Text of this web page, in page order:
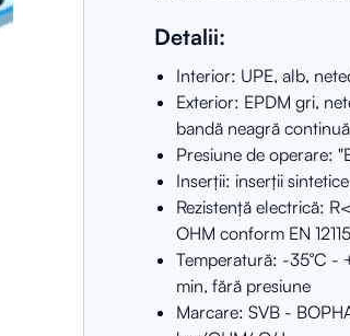
Detalii:
Interior: UPE, alb,
Exterior: EPDM gri,
bandă neagră continuă
Presiune de operare:
Inserții: inserții
Rezistență electrică:
OHM conform EN 12115
Temperatură: -35°C -
min, fără presiune
Marcare: SVB -